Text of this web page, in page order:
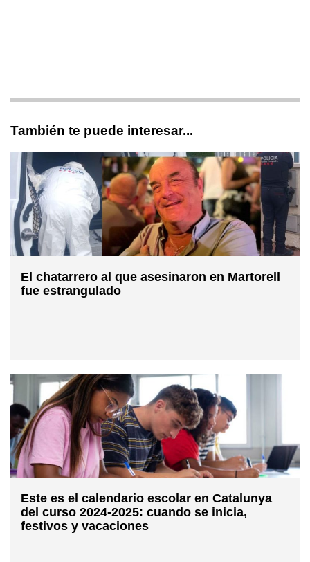
También te puede interesar...
El chatarrero al que asesinaron en Martorell
fue estrangulado
Este es el calendario escolar en Catalunya
del curso 2024-2025: cuando se inicia,
festivos y vacaciones